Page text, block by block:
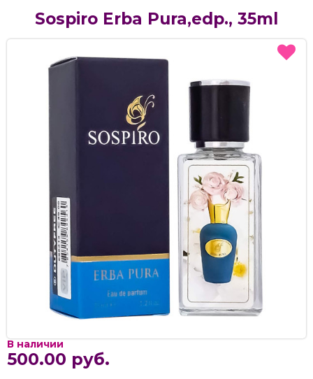
Sospiro Erba Pura,edp., 35ml
В наличии
500.00 руб.